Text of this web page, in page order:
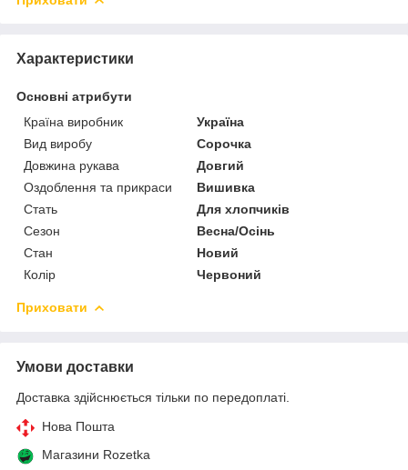
Характеристики
Основні атрибути
Країна виробник
Україна
Вид виробу
Сорочка
Довжина рукава
Довгий
Оздоблення та прикраси
Вишивка
Стать
Для хлопчиків
Сезон
Весна/Осінь
Стан
Новий
Колір
Червоний
Приховати
Умови доставки
Доставка здійснюється тільки по передоплаті.
Нова Пошта
Магазини Rozetka